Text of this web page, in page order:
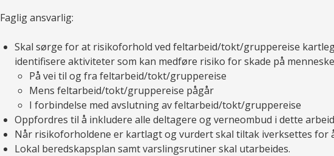
Faglig ansvarlig:
Skal sørge for at risikoforhold ved feltarbeid/tokt/gruppereise
identifisere aktiviteter som kan medføre risiko for skade på
På vei til og fra feltarbeid/tokt/gruppereise
Mens feltarbeid/tokt/gruppereise pågår
I forbindelse med avslutning av feltarbeid/tokt/gruppereise
Oppfordres til å inkludere alle deltagere og verneombud i dette
Når risikoforholdene er kartlagt og vurdert skal tiltak iverksettes for
Lokal beredskapsplan samt varslingsrutiner skal utarbeides.